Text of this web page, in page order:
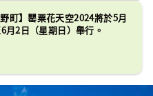
町】罌粟花天空2024將於5月
月2日（星期日）舉行。